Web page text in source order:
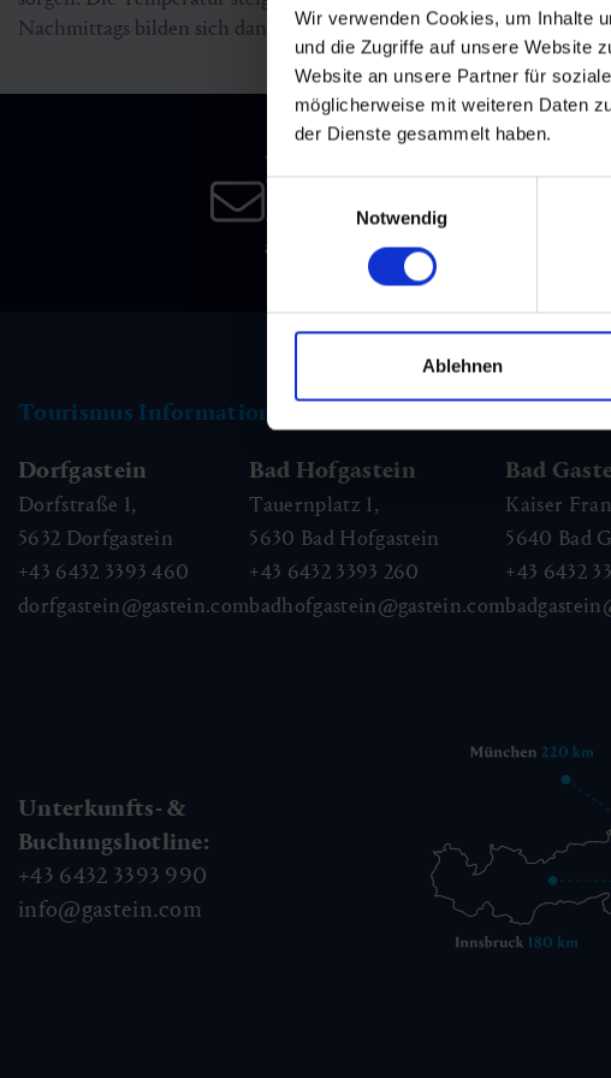
Wir verwenden Cookies, um Inhalte
und die Zugriffe auf unsere Website
Website an unsere Partner für
möglicherweise mit weiteren Daten
der Dienste gesammelt haben.
Notwendig
Ablehnen
Nachmittags bilden sich dann teils gewittrige Schauer.
Newsletter
Melden Sie sich bei unserem
an, und bleiben Sie immer am
Tourismus Information
Dorfgastein
Dorfstraße 1,
5632 Dorfgastein
+43 6432 3393 460
dorfgastein@gastein.com
Bad Hofgastein
Tauernplatz 1,
5630 Bad Hofgastein
+43 6432 3393 260
badhofgastein@gastein.com
Bad
Kaiser
5640 Bad
+43 6432
Unterkunfts- &
Buchungshotline:
+43 6432 3393 990
info@gastein.com